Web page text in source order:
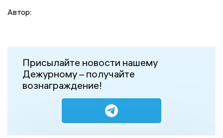
Автор:
Присылайте новости нашему
Дежурному – получайте
вознаграждение!